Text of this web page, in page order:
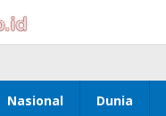
Nasional Dunia